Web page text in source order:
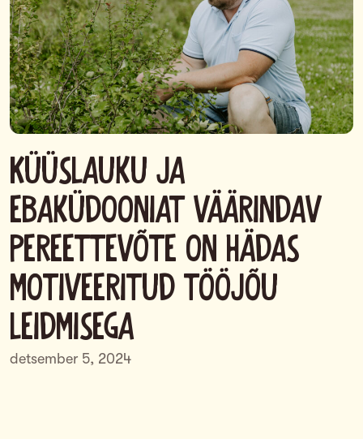
Küüslauku ja
ebaküdooniat väärindav
pereettevõte on hädas
motiveeritud tööjõu
leidmisega
detsember 5, 2024